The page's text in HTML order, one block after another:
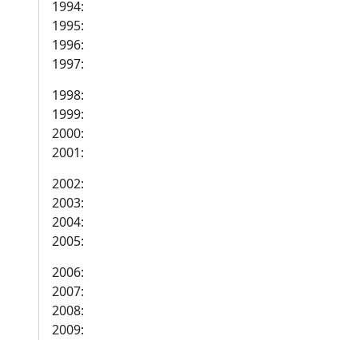
1994:
1995:
1996:
1997:
1998:
1999:
2000:
2001:
2002:
2003:
2004:
2005:
2006:
2007:
2008:
2009: